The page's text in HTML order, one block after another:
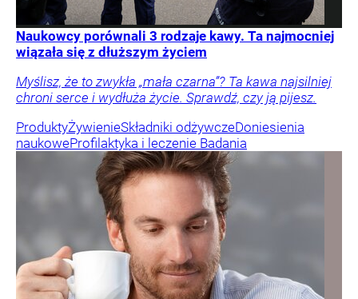
Naukowcy porównali 3 rodzaje kawy. Ta najmocniej
wiązała się z dłuższym życiem
Myślisz, że to zwykła „mała czarna”? Ta kawa najsilniej
chroni serce i wydłuża życie. Sprawdź, czy ją pijesz.
ProduktyŻywienieSkładniki odżywczeDoniesienia
naukoweProfilaktyka i leczenie Badania